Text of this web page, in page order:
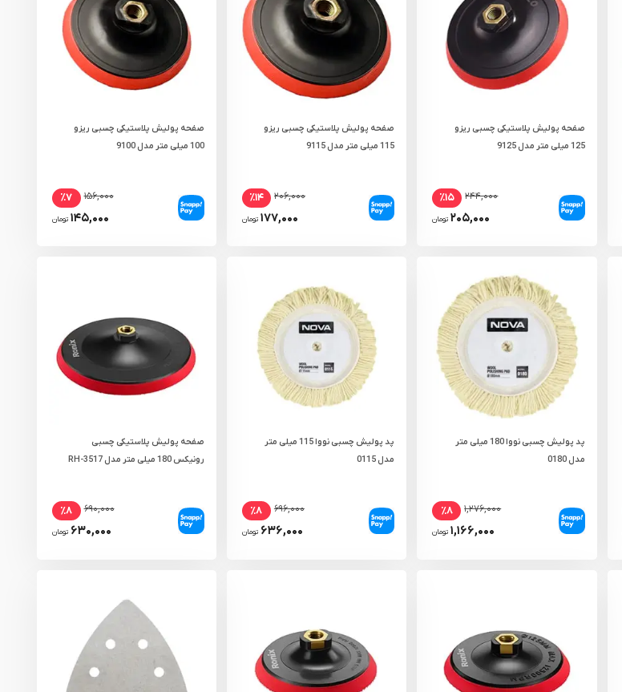
صفحه پولیش پلاستیکی چسبی ریزو
125 میلی‌ متر مدل 9125
۲۴۴,۰۰۰ ٪۱۵
۲۰۵,۰۰۰ تومان
صفحه پولیش پلاستیکی چسبی ریزو
115 میلی‌ متر مدل 9115
۲۰۶,۰۰۰ ٪۱۴
۱۷۷,۰۰۰ تومان
صفحه پولیش پلاستیکی چسبی ریزو
100 میلی‌ متر مدل 9100
۱۵۶,۰۰۰ ٪۷
۱۴۵,۰۰۰ تومان
پد پولیش چسبی نووا 180 میلی‌ متر
مدل 0180
۱,۲۷۶,۰۰۰ ٪۸
۱,۱۶۶,۰۰۰ تومان
پد پولیش چسبی نووا 115 میلی‌ متر
مدل 0115
۶۹۶,۰۰۰ ٪۸
۶۳۶,۰۰۰ تومان
صفحه پولیش پلاستیکی چسبی
رونیکس 180 میلی‌ متر مدل RH-3517
۶۹۰,۰۰۰ ٪۸
۶۳۰,۰۰۰ تومان